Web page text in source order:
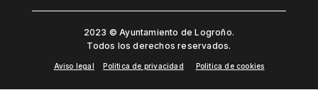
2023 © Ayuntamiento de Logroño.
Todos los derechos reservados.
Aviso legal Política de privacidad Politica de cookies